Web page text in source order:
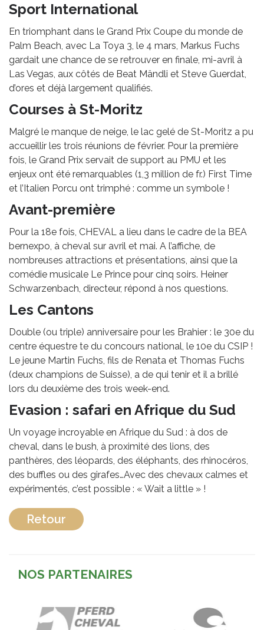
Sport International
En triomphant dans le Grand Prix Coupe du monde de
Palm Beach, avec La Toya 3, le 4 mars, Markus Fuchs
gardait une chance de se retrouver en finale, mi-avril à
Las Vegas, aux côtés de Beat Mändli et Steve Guerdat,
d’ores et déjà largement qualifiés.
Courses à St-Moritz
Malgré le manque de neige, le lac gelé de St-Moritz a pu
accueillir les trois réunions de février. Pour la première
fois, le Grand Prix servait de support au PMU et les
enjeux ont été remarquables (1,3 million de fr.) First Time
et l’Italien Porcu ont trimphé : comme un symbole !
Avant-première
Pour la 18e fois, CHEVAL a lieu dans le cadre de la BEA
bernexpo, à cheval sur avril et mai. A l’affiche, de
nombreuses attractions et présentations, ainsi que la
comédie musicale Le Prince pour cinq soirs. Heiner
Schwarzenbach, directeur, répond à nos questions.
Les Cantons
Double (ou triple) anniversaire pour les Brahier : le 30e du
centre équestre te du concours national, le 10e du CSIP !
Le jeune Martin Fuchs, fils de Renata et Thomas Fuchs
(deux champions de Suisse), a de qui tenir et il a brillé
lors du deuxième des trois week-end.
Evasion : safari en Afrique du Sud
Un voyage incroyable en Afrique du Sud : à dos de
cheval, dans le bush, à proximité des lions, des
panthères, des léopards, des éléphants, des rhinocéros,
des buffles ou des girafes…Avec des chevaux calmes et
expérimentés, c’est possible : « Wait a little » !
Retour
NOS PARTENAIRES